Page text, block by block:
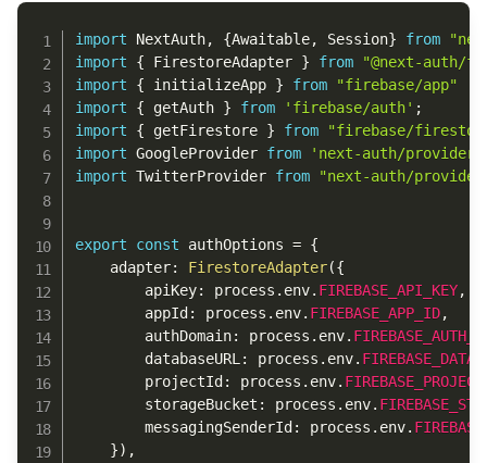
import NextAuth, {Awaitable, Session} from
import
{ FirestoreAdapter } from
"@next-auth/
import
{ initializeApp } from
"firebase/app"
import
{ getAuth } from 'firebase/auth' ;
import
{ getFirestore } from
"firebase/
import GoogleProvider from
'next-auth/
import TwitterProvider from "next-auth/
export const authOptions = {
	adapter
: FirestoreAdapter({
        apiKey
: process . env. FIREBASE_API_KEY,
        appId
: process . env. FIREBASE_APP_ID,
        authDomain
: process . env.
        databaseURL
: process . env.
        projectId
: process . env.
        storageBucket
: process . env.
        messagingSenderId
: process . env.
}) ,